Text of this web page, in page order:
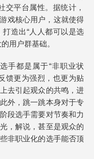
交平台属性。据统计，
戏核心用户，这就使得
造出“人人都可以是选
用户群基础。
手都是属于“非职业状
馈更为强烈，也更为贴
去引起观众的共鸣，进
外，跳一跳本身对于专
段选手需要对节奏和力
，解说，甚至是观众的
非职业化的选手能否顶